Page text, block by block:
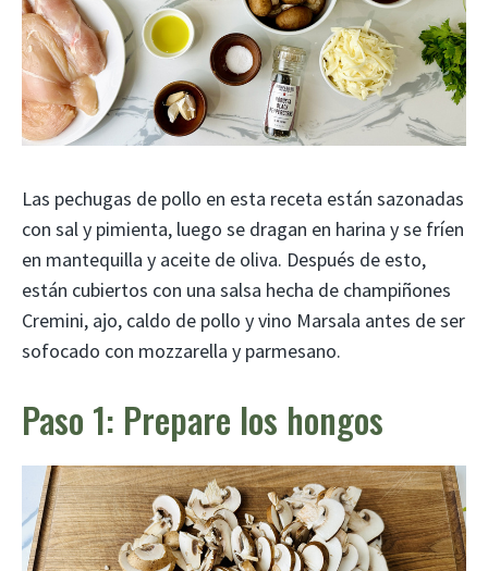
Las pechugas de pollo en esta receta están sazonadas
con sal y pimienta, luego se dragan en harina y se fríen
en mantequilla y aceite de oliva. Después de esto,
están cubiertos con una salsa hecha de champiñones
Cremini, ajo, caldo de pollo y vino Marsala antes de ser
sofocado con mozzarella y parmesano.
Paso 1: Prepare los hongos